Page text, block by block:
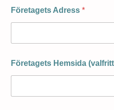
Företagets Adress *
Företagets Hemsida